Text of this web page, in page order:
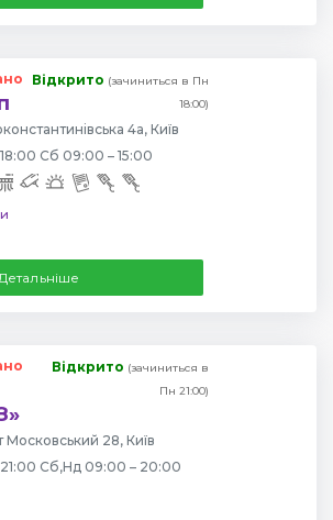
Відкрито (зачиниться в Пн
18:00)
4а, Київ
Сб 09:00 – 15:00
Детальніше
Відкрито (зачиниться в
Пн 21:00)
Московський 28, Київ
Сб,Нд 09:00 – 20:00